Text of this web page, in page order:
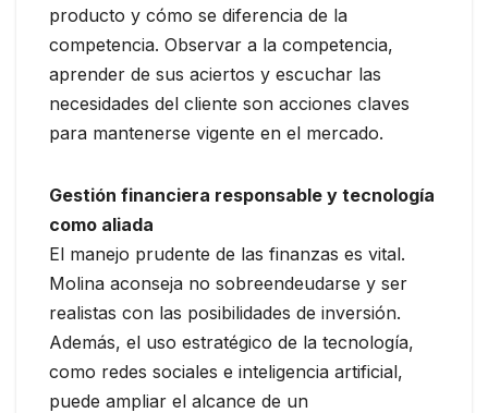
producto y cómo se diferencia de la
competencia. Observar a la competencia,
aprender de sus aciertos y escuchar las
necesidades del cliente son acciones claves
para mantenerse vigente en el mercado.
Gestión financiera responsable y tecnología
como aliada
El manejo prudente de las finanzas es vital.
Molina aconseja no sobreendeudarse y ser
realistas con las posibilidades de inversión.
Además, el uso estratégico de la tecnología,
como redes sociales e inteligencia artificial,
puede ampliar el alcance de un